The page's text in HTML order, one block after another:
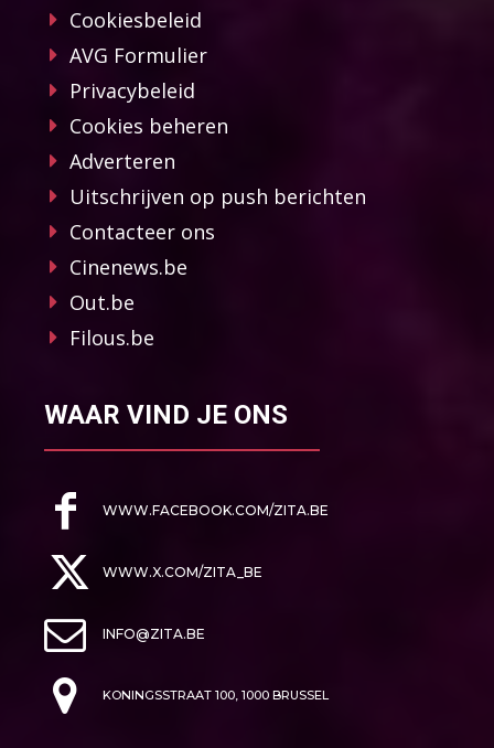
Cookiesbeleid
AVG Formulier
Privacybeleid
Cookies beheren
Adverteren
Uitschrijven op push berichten
Contacteer ons
Cinenews.be
Out.be
Filous.be
WAAR VIND JE ONS
WWW.FACEBOOK.COM/ZITA.BE
WWW.X.COM/ZITA_BE
INFO@ZITA.BE
KONINGSSTRAAT 100, 1000 BRUSSEL